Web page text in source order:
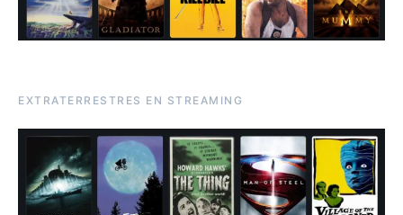
EXTRATERRESTRES EN STREAMING